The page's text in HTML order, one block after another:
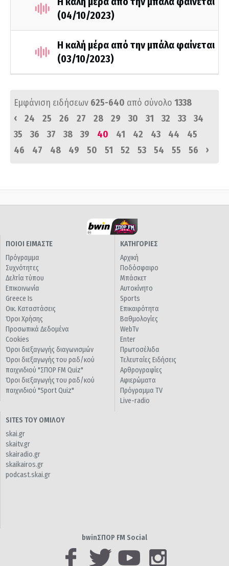
(04/10/2023)
Η καλή μέρα από την μπάλα φαίνεται
(03/10/2023)
Εμφάνιση ειδήσεων 625-640 από σύνολο 1338
‹
24 25 26 27 28 29 30 31 32 33
34
35
36 37 38 39 40 41 42 43 44
45
46
47 48 49 50 51 52 53 54 55 56 ›
ΠΟΙΟΙ ΕΙΜΑΣΤΕ
Πρόγραμμα
Συχνότητες
Δελτία τύπου
Επικοινωνία
Greece Is
Οικ. Καταστάσεις
Όροι Χρήσης
Προσωπικά Δεδομένα
Cookies
Όροι διεξαγωγής διαγωνισμών
Όροι διεξαγωγής του ραδ/κού
παιχνιδιού "ΣΠΟΡ FM Quiz"
Όροι διεξαγωγής του ραδ/κού
παιχνιδιού "Sport Quiz"
ΚΑΤΗΓΟΡΙΕΣ
Αρχική
Ποδόσφαιρο
Μπάσκετ
Αυτοκίνητο
Sports
Επικαιρότητα
Βαθμολογίες
WebTv
Enter
Πρωτοσέλιδα
Τελευταίες Ειδήσεις
Αρθρογραφίες
Αφιερώματα
Πρόγραμμα TV
Live-radio
SITES ΤΟΥ ΟΜΙΛΟΥ
skai.gr
skaitv.gr
skairadio.gr
skaikairos.gr
podcast.skai.gr
bwinΣΠΟΡ FM Social